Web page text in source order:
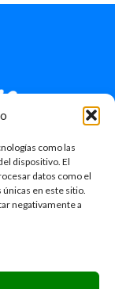
como las
dispositivo. El
datos como el
en este sitio.
negativamente a